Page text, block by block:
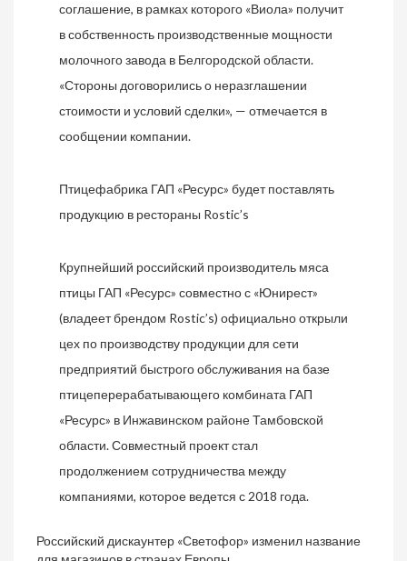
соглашение, в рамках которого «Виола» получит
в собственность производственные мощности
молочного завода в Белгородской области.
«Стороны договорились о неразглашении
стоимости и условий сделки», — отмечается в
сообщении компании.
Птицефабрика ГАП «Ресурс» будет поставлять
продукцию в рестораны Rostic’s
Крупнейший российский производитель мяса
птицы ГАП «Ресурс» совместно с «Юнирест»
(владеет брендом Rostic’s) официально открыли
цех по производству продукции для сети
предприятий быстрого обслуживания на базе
птицеперерабатывающего комбината ГАП
«Ресурс» в Инжавинском районе Тамбовской
области. Совместный проект стал
продолжением сотрудничества между
компаниями, которое ведется с 2018 года.
Российский дискаунтер «Светофор» изменил название